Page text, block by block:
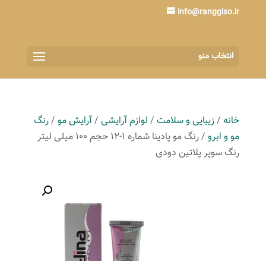
info@ranggiso.ir
انتخاب منو
خانه/زیبایی و سلامت/ لوازم آرایشی/آرایش مو/رنگ
مو و ابرو
/ رنگ مو پادینا شماره 1-12 حجم 100 میلی لیتر
رنگ سوپر پلاتین دودی